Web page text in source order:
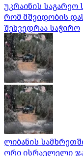
უკრაინის საგარეო
რომ მშვიდობის
შეხვედრაა საჭირო
ლიბანის
ორი ისრაელელი